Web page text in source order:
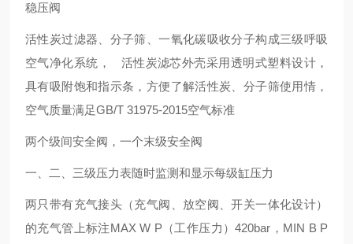
稳压阀
活性炭过滤器、分子筛、一氧化碳吸收分子构成三级呼吸
空气净化系统， 活性炭滤芯外壳采用透明式塑料设计，
具有吸附饱和指示条，方便了解活性炭、分子筛使用情 ，
空气质量满足GB/T 31975-2015空气标准
两个级间安全阀，一个末级安全阀
一、二、三级压力表随时监测和显示每级缸压力
两只带有充气接头（充气阀、放空阀、开关一体化设计）
的充气管上标注MAX W P（工作压力）420bar，MIN B P